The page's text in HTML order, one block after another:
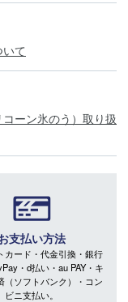
て
ーン氷のう）取り扱
支払い方法
カード・代金引換・銀行
・d払い・au PAY・キ
（ソフトバンク）・コン
ビニ支払い。